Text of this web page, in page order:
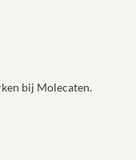
bij Molecaten.